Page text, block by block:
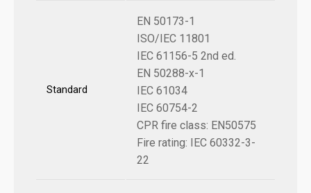
Standard
EN 50173-1
ISO/IEC 11801
IEC 61156-5 2nd ed.
EN 50288-x-1
IEC 61034
IEC 60754-2
CPR fire class: EN50575
Fire rating: IEC 60332-3-
22